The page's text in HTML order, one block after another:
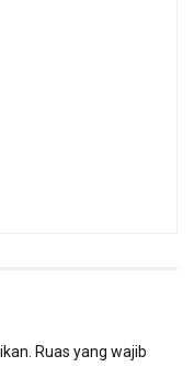
Ruas yang wajib